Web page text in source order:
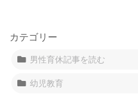
カテゴリー
男性育休記事を読む
幼児教育